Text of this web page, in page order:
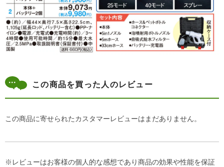
この商品を買った人のレビュー
この商品に寄せられたカスタマーレビューはまだありません。
※レビューはお客様の個人的な感想であり商品の効果や性能を保証